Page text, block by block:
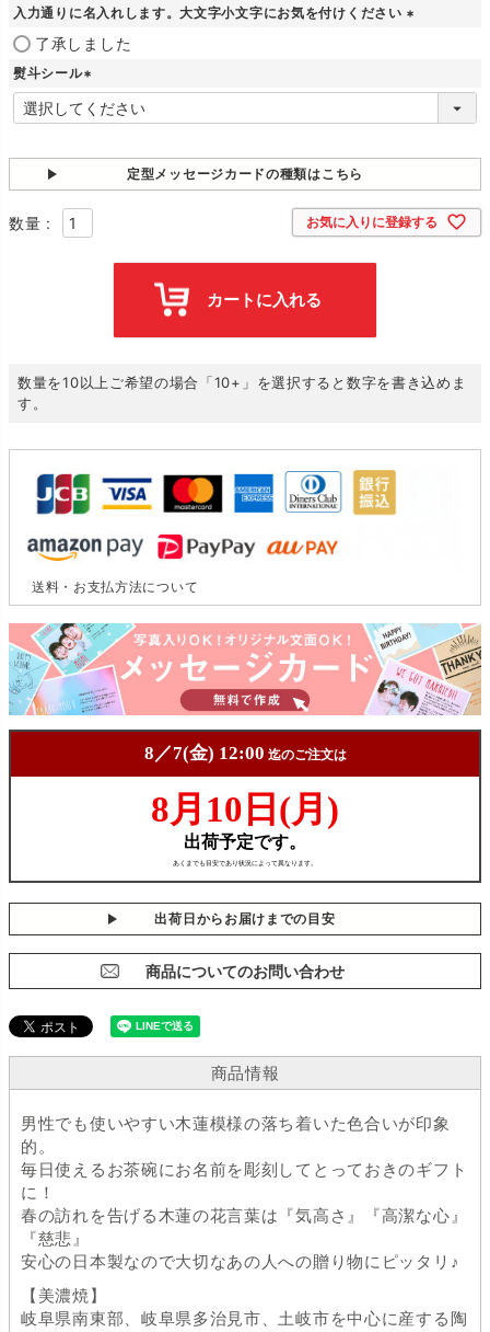
須
入力通りに名入れします。大文字小文字にお気を付けください
)
了承しました
熨斗シール
(
必
)
定型メッセージカードの種類はこちら
お気に入りに登録する
カートに入れる
数量を10以上ご希望の場合「10+」を選択すると数字を書き込めま
す。
送料・お支払方法について
出荷日からお届けまでの目安
商品についてのお問い合わせ
商品情報
男性でも使いやすい木蓮模様の落ち着いた色合いが印象
的。
毎日使えるお茶碗にお名前を彫刻してとっておきのギフト
に！
春の訪れを告げる木蓮の花言葉は『気高さ』『高潔な心』
『慈悲』
安心の日本製なので大切なあの人への贈り物にピッタリ♪
【美濃焼】
岐阜県南東部、岐阜県多治見市、土岐市を中心に産する陶